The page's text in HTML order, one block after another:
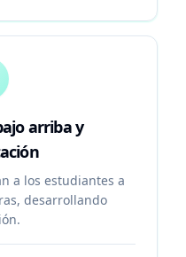
arriba y
a los estudiantes a
desarrollando